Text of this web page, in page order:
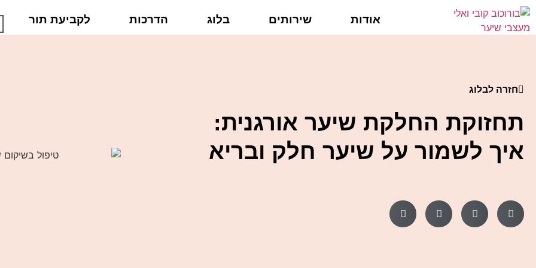
אודות שירותים בלוג הדרכות לקביעת תור
חזרה לבלוג
תחזוקת החלקת שיער אורגנית:
איך לשמור על שיער חלק ובריא